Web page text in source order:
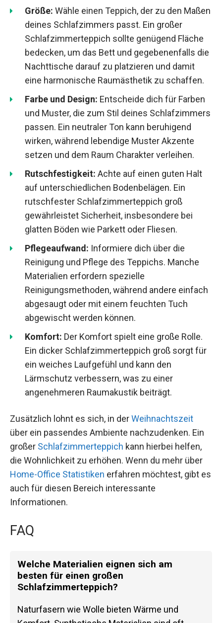
Größe: Wähle einen Teppich, der zu den Maßen
deines Schlafzimmers passt. Ein großer
Schlafzimmerteppich sollte genügend Fläche
bedecken, um das Bett und gegebenenfalls die
Nachttische darauf zu platzieren und damit
eine harmonische Raumästhetik zu schaffen.
Farbe und Design: Entscheide dich für Farben
und Muster, die zum Stil deines Schlafzimmers
passen. Ein neutraler Ton kann beruhigend
wirken, während lebendige Muster Akzente
setzen und dem Raum Charakter verleihen.
Rutschfestigkeit: Achte auf einen guten Halt
auf unterschiedlichen Bodenbelägen. Ein
rutschfester Schlafzimmerteppich groß
gewährleistet Sicherheit, insbesondere bei
glatten Böden wie Parkett oder Fliesen.
Pflegeaufwand: Informiere dich über die
Reinigung und Pflege des Teppichs. Manche
Materialien erfordern spezielle
Reinigungsmethoden, während andere einfach
abgesaugt oder mit einem feuchten Tuch
abgewischt werden können.
Komfort: Der Komfort spielt eine große Rolle.
Ein dicker Schlafzimmerteppich groß sorgt für
ein weiches Laufgefühl und kann den
Lärmschutz verbessern, was zu einer
angenehmeren Raumakustik beiträgt.
Zusätzlich lohnt es sich, in derWeihnachtszeit
über ein passendes Ambiente nachzudenken. Ein
großer Schlafzimmerteppich kann hierbei helfen,
die Wohnlichkeit zu erhöhen. Wenn du mehr über
Home-Office Statistiken erfahren möchtest, gibt es
auch für diesen Bereich interessante
Informationen.
FAQ
Welche Materialien eignen sich am
besten für einen großen
Schlafzimmerteppich?
Naturfasern wie Wolle bieten Wärme und